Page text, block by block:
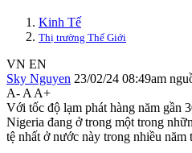
Kinh Tế
Thị trường Thế Giới
VN EN
Sky Nguyen 23/02/24 08:49am
A- A A+
Với tốc độ lạm phát hàng năm gần
Nigeria đang ở trong một trong
tệ nhất ở nước này trong nhiều năm